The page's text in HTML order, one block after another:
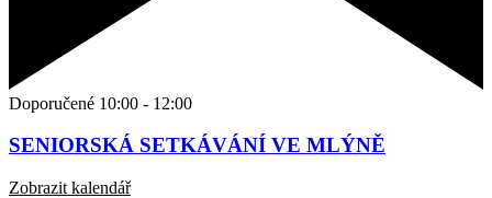
Doporučené 10:00 - 12:00
SENIORSKÁ SETKÁVÁNÍ VE MLÝNĚ
Zobrazit kalendář